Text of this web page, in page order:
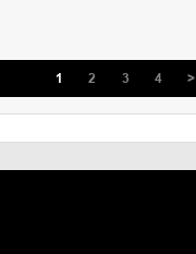
1 2 3 4 >